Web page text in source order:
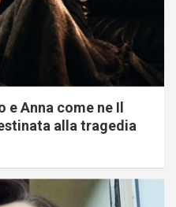
e Anna come ne Il
alla tragedia